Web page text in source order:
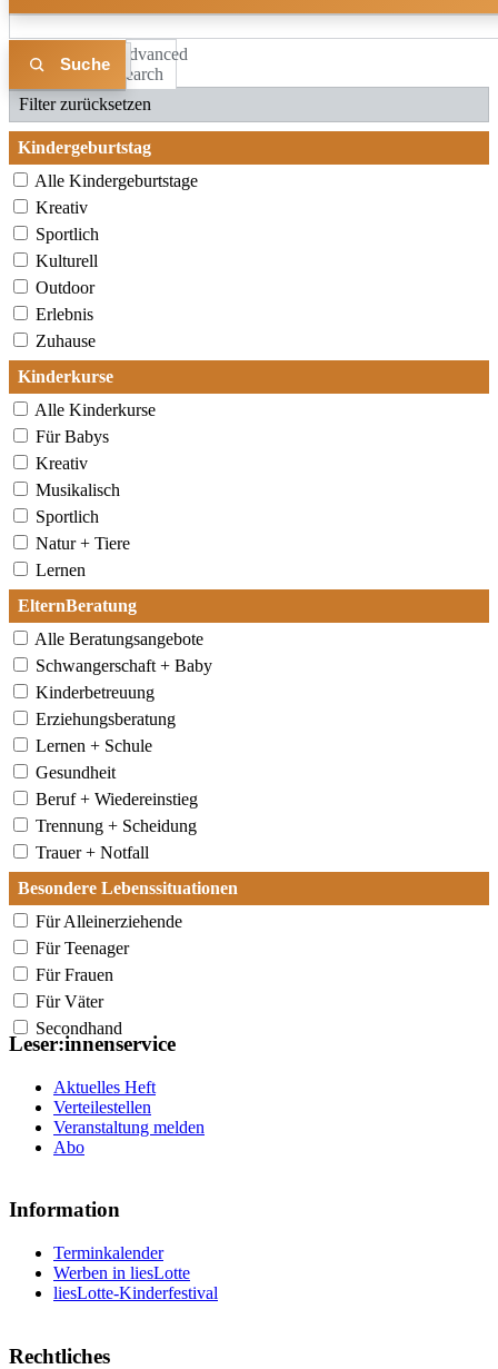
Advanced
Search
Liste Karte
Filter zurücksetzen
Kindergeburtstag
Alle Kindergeburtstage
Kreativ
Sportlich
Kulturell
Outdoor
Erlebnis
Zuhause
Kinderkurse
Alle Kinderkurse
Für Babys
Kreativ
Musikalisch
Sportlich
Natur + Tiere
Lernen
ElternBeratung
Alle Beratungsangebote
Schwangerschaft + Baby
Kinderbetreuung
Erziehungsberatung
Lernen + Schule
Gesundheit
Beruf + Wiedereinstieg
Trennung + Scheidung
Trauer + Notfall
Besondere Lebenssituationen
Für Alleinerziehende
Für Teenager
Für Frauen
Für Väter
Secondhand
Leser:innenservice
Aktuelles Heft
Verteilestellen
Veranstaltung melden
Abo
Information
Terminkalender
Werben in liesLotte
liesLotte-Kinderfestival
Rechtliches